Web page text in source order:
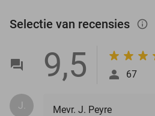
Selectie van recensies info_outlined
9,5 67
J.
Mevr. J. Peyre